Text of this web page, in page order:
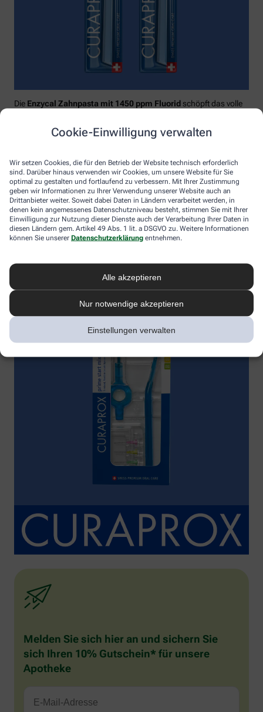
Cookie-Einwilligung verwalten
Wir setzen Cookies, die für den Betrieb der Website technisch erforderlich
sind. Darüber hinaus verwenden wir Cookies, um unsere Website für Sie
optimal zu gestalten und fortlaufend zu verbessern. Mit Ihrer Zustimmung
geben wir Informationen zu Ihrer Verwendung unserer Website auch an
Drittanbieter weiter. Soweit dabei Daten in Ländern verarbeitet werden, in
denen kein angemessenes Datenschutzniveau besteht, stimmen Sie mit Ihrer
Einwilligung zur Nutzung dieser Dienste auch der Verarbeitung Ihrer Daten in
diesen Ländern gem. Artikel 49 Abs. 1 lit. a DSGVO zu. Weitere Informationen
können Sie unserer Datenschutzerklärung entnehmen.
Alle akzeptieren
Nur notwendige akzeptieren
Einstellungen verwalten
Die Enzycal Zahnpasta mit 1450 ppm Fluorid schöpft das volle
Enzymen deine körpereigenen Abwehrkräfte.
Interdentalbürsten „prime“
reinigen den gesamten kritischen
Zahnzwischenraum effektiv und verletzungsfrei: vom
Zahnfleischrand über die konkaven Nischen bis direkt unter die
Kontaktstelle. Selbst kleinste Interdentalräume werden ohne
Verletzungsgefahr behandelt – dank Cural®, dem hauchdünnen
und extrastarken Chirurgendraht, mit dem eine einzige
Reinigungsbewegung ausreicht: einmal rein und raus. Fertig.
Das House of Mouth bündelt dieses Wissen – und macht
Melden Sie sich hier an und sichern Sie
sich Ihren 10% Gutschein* für unsere
Apotheke